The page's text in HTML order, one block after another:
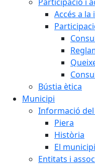
Accés a
Bústia ètica
Municipi
Informació
Piera
Història
El
Entitats i